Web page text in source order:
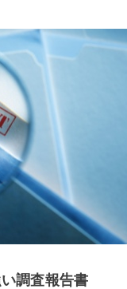
調査報告書